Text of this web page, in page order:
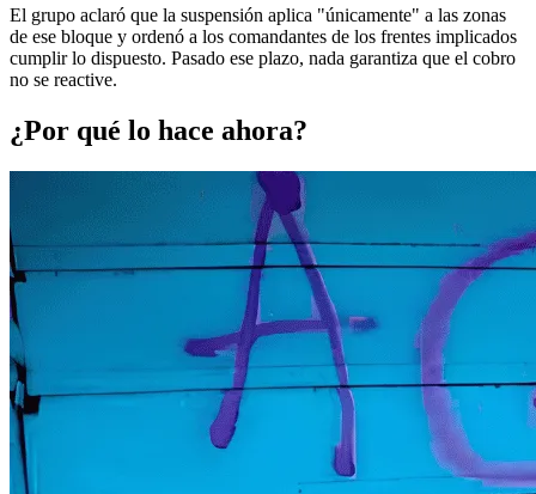
El grupo aclaró que la suspensión aplica "únicamente" a las zonas
de ese bloque y ordenó a los comandantes de los frentes implicados
cumplir lo dispuesto. Pasado ese plazo, nada garantiza que el cobro
no se reactive.
¿Por qué lo hace ahora?